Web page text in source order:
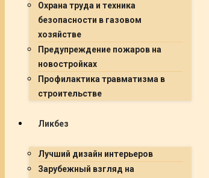
Охрана труда и техника
безопасности в газовом
хозяйстве
Предупреждение пожаров на
новостройках
Профилактика травматизма в
строительстве
Ликбез
Лучший дизайн интерьеров
Зарубежный взгляд на